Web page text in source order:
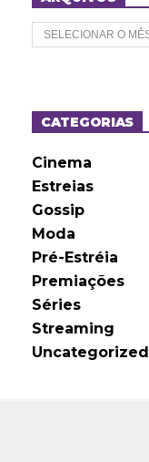
A
r
o
sCATEGORIAS
Cinema
Estreias
Gossip
Moda
Pré-Estréia
Premiações
Séries
Streaming
Uncategorized